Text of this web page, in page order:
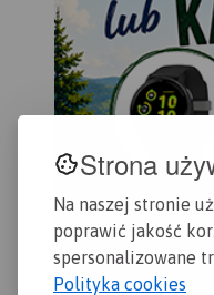
Strona
Na naszej stronie
poprawić jakość
spersonalizowane
Polityka cookies